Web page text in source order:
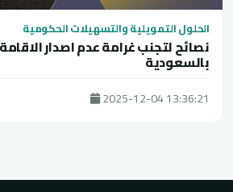
الحلول التمويلية والتسهيلات الحكومية
بالسعودية
2025-12-04 13:36:21